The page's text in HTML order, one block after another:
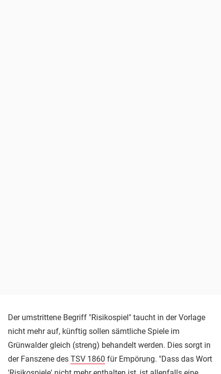
Der umstrittene Begriff "Risikospiel" taucht in der Vorlage
nicht mehr auf, künftig sollen sämtliche Spiele im
Grünwalder gleich (streng) behandelt werden. Dies sorgt in
der Fanszene des TSV 1860 für Empörung. "Dass das Wort